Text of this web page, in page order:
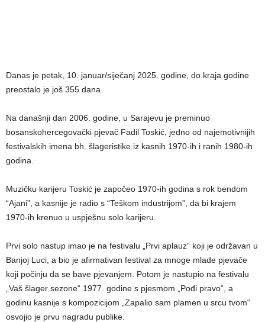
Danas je petak, 10. januar/siječanj 2025. godine, do kraja godine
preostalo je još 355 dana
Na današnji dan 2006. godine, u Sarajevu je preminuo
bosanskohercegovački pjevač Fadil Toskić, jedno od najemotivnijih
festivalskih imena bh. šlageristike iz kasnih 1970-ih i ranih 1980-ih
godina.
Muzičku karijeru Toskić je započeo 1970-ih godina s rok bendom
“Ajani”, a kasnije je radio s “Teškom industrijom”, da bi krajem
1970-ih krenuo u uspješnu solo karijeru.
Prvi solo nastup imao je na festivalu „Prvi aplauz“ koji je održavan u
Banjoj Luci, a bio je afirmativan festival za mnoge mlade pjevače
koji počinju da se bave pjevanjem. Potom je nastupio na festivalu
„Vaš šlager sezone“ 1977. godine s pjesmom „Pođi pravo“, a
godinu kasnije s kompozicijom „Zapalio sam plamen u srcu tvom“
osvojio je prvu nagradu publike.